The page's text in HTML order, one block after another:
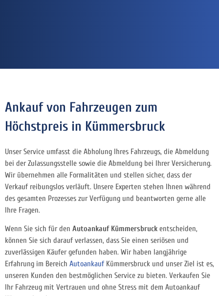
Ankauf von Fahrzeugen zum
Höchstpreis in Kümmersbruck
Unser Service umfasst die Abholung Ihres Fahrzeugs, die Abmeldung
bei der Zulassungsstelle sowie die Abmeldung bei Ihrer Versicherung.
Wir übernehmen alle Formalitäten und stellen sicher, dass der
Verkauf reibungslos verläuft. Unsere Experten stehen Ihnen während
des gesamten Prozesses zur Verfügung und beantworten gerne alle
Ihre Fragen.
Wenn Sie sich für den Autoankauf Kümmersbruck entscheiden,
können Sie sich darauf verlassen, dass Sie einen seriösen und
zuverlässigen Käufer gefunden haben. Wir haben langjährige
Erfahrung im Bereich AutoankaufKümmersbruck und unser Ziel ist es,
unseren Kunden den bestmöglichen Service zu bieten. Verkaufen Sie
Ihr Fahrzeug mit Vertrauen und ohne Stress mit dem Autoankauf